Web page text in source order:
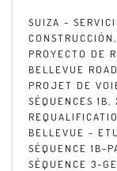
SUIZA -
PROYECTO DE
BELLEVUE
PROJET DE
SÉQUENCES
BELLEVUE -
SÉQUENCE 1B-
SÉQUENCE 3-